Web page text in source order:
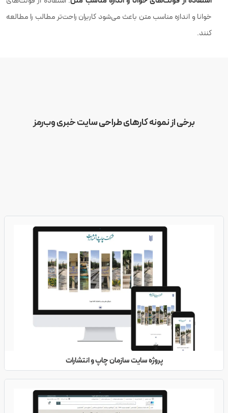
خوانا و اندازه مناسب متن باعث می‌شود کاربران راحت‌تر مطالب را مطالعه
کنند.
برخی از نمونه کارهای طراحی سایت خبری وب‌رمز
پروژه سایت سازمان چاپ و انتشارات